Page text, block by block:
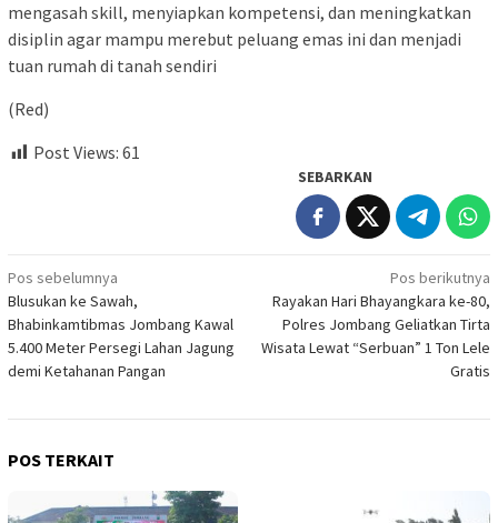
mengasah skill, menyiapkan kompetensi, dan meningkatkan
disiplin agar mampu merebut peluang emas ini dan menjadi
tuan rumah di tanah sendiri
(Red)
Post Views: 61
SEBARKAN
Navigasi
pos
Pos sebelumnya
Blusukan ke Sawah,
Bhabinkamtibmas Jombang Kawal
5.400 Meter Persegi Lahan Jagung
demi Ketahanan Pangan
Pos berikutnya
Rayakan Hari Bhayangkara ke-80,
Polres Jombang Geliatkan Tirta
Wisata Lewat “Serbuan” 1 Ton Lele
Gratis
POS TERKAIT